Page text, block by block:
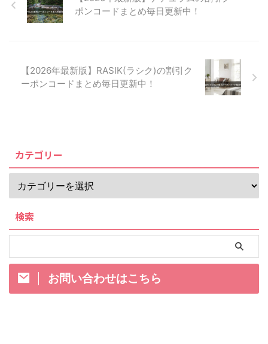
ポンコードまとめ毎日更新中！
【2026年最新版】RASIK(ラシク)の割引ク
ーポンコードまとめ毎日更新中！
カテゴリー
検索
お問い合わせはこちら